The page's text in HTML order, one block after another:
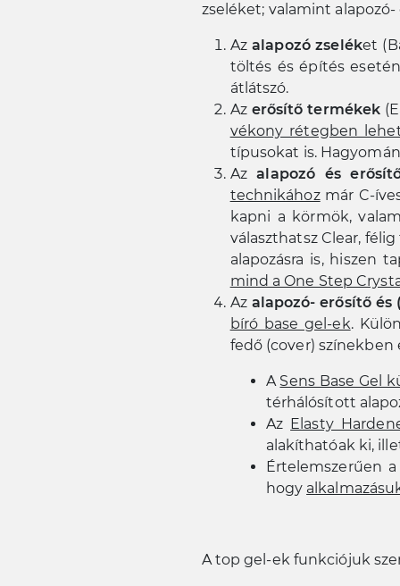
zseléket; valamint
Azalapozó zseléket
töltés és építés
átlátszó.
Az erősítő termékek
vékony rétegben
típusokat is.
Azalapozó és
technikáhozmár C-
kapni a körmök,
választhatsz Clear,
alapozásra is, hiszen
mind a One Step
Az alapozó- erősítő és
bíró base gel-ek.
fedő (cover) színekben
A Sens Base Gel
térhálósított
Az Elasty
alakíthatóak ki,
Értelemszerűen
hogy
A top gel-ek funkciójuk